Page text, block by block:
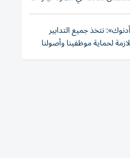
من هذا الرقم
نتخذ جميع التدابير
لحماية موظفينا وأصولنا